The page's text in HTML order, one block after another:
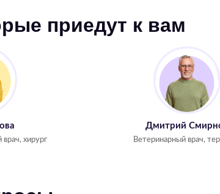
приедут к вам
врач, хирург
Дмитрий
Ветеринарный врач,